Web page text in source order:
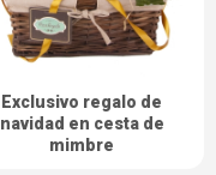
Exclusivo regalo de
navidad en cesta de
mimbre